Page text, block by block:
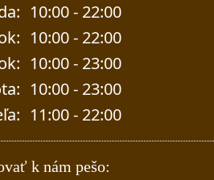
10:00 - 22:00
10:00 - 22:00
10:00 - 23:00
10:00 - 23:00
11:00 - 22:00
k nám pešo: